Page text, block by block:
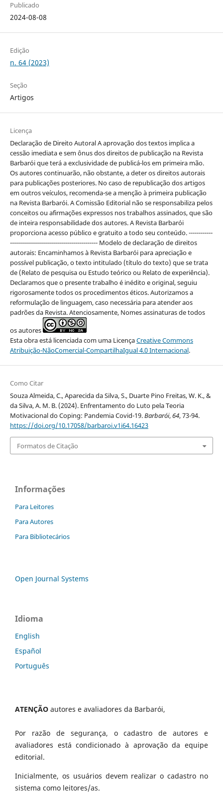
Publicado
2024-08-08
Edição
n. 64 (2023)
Seção
Artigos
Licença
Declaração de Direito Autoral A aprovação dos textos implica a
cessão imediata e sem ônus dos direitos de publicação na Revista
Barbarói que terá a exclusividade de publicá-los em primeira mão.
Os autores continuarão, não obstante, a deter os direitos autorais
para publicações posteriores. No caso de republicação dos artigos
em outros veículos, recomenda-se a menção à primeira publicação
na Revista Barbarói. A Comissão Editorial não se responsabiliza pelos
conceitos ou afirmações expressos nos trabalhos assinados, que são
de inteira responsabilidade dos autores. A Revista Barbarói
proporciona acesso público e gratuito a todo seu conteúdo. ------------
-------------------------------------------- Modelo de declaração de direitos
autorais: Encaminhamos à Revista Barbarói para apreciação e
possível publicação, o texto intitulado (título do texto) que se trata
de (Relato de pesquisa ou Estudo teórico ou Relato de experiência).
Declaramos que o presente trabalho é inédito e original, seguiu
rigorosamente todos os procedimentos éticos. Autorizamos a
reformulação de linguagem, caso necessária para atender aos
padrões da Revista. Atenciosamente, Nomes assinaturas de todos
os autores
Esta obra está licenciada com uma LicençaCreative Commons
Atribuição-NãoComercial-CompartilhaIgual 4.0 Internacional.
Como Citar
Souza Almeida, C., Aparecida da Silva, S., Duarte Pino Freitas, W. K., &
da Silva, A. M. B. (2024). Enfrentamento do Luto pela Teoria
Motivacional do Coping: Pandemia Covid-19.Barbarói,64, 73-94.
https://doi.org/10.17058/barbaroi.v1i64.16423
Formatos de Citação
Informações
Para Leitores
Para Autores
Para Bibliotecários
Open Journal Systems
Idioma
English
Español
Português
ATENÇÃO autores e avaliadores da Barbarói,
Por razão de segurança, o cadastro de autores e
avaliadores está condicionado à aprovação da equipe
editorial.
Inicialmente, os usuários devem realizar o cadastro no
sistema como leitores/as.